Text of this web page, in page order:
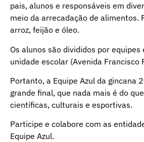
pais, alunos e responsáveis em
meio da arrecadação de alimentos.
arroz, feijão e óleo.
Os alunos são divididos por
unidade escolar (Avenida Francisco
Portanto, a Equipe Azul da gincana
grande final, que nada mais é do
científicas, culturais e esportivas.
Participe e colabore com as
Equipe Azul.